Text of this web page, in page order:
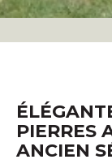
PIERRES
ANCIEN